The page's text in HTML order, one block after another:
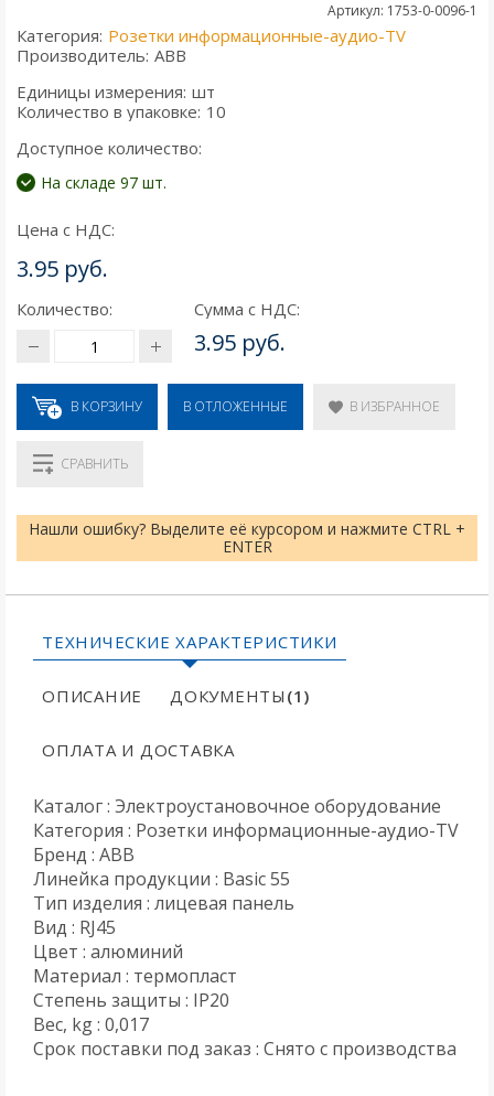
Артикул: 1753-0-0096-1
Категория: Розетки информационные-аудио-TV
Производитель: ABB
Единицы измерения: шт
Количество в упаковке: 10
Доступное количество:
На складе 97 шт.
Цена с НДС:
3.95 руб.
Количество: Сумма с НДС:
3.95 руб.
В КОРЗИНУ В ОТЛОЖЕННЫЕ В ИЗБРАННОЕ
СРАВНИТЬ
Нашли ошибку? Выделите её курсором и нажмите CTRL +
ENTER
ТЕХНИЧЕСКИЕ ХАРАКТЕРИСТИКИ
ОПИСАНИЕ ДОКУМЕНТЫ (1)
ОПЛАТА И ДОСТАВКА
Каталог : Электроустановочное оборудование
Категория : Розетки информационные-аудио-TV
Бренд : ABB
Линейка продукции : Basic 55
Тип изделия : лицевая панель
Вид : RJ45
Цвет : алюминий
Материал : термопласт
Степень защиты : IP20
Вес, kg : 0,017
Срок поставки под заказ : Снято с производства